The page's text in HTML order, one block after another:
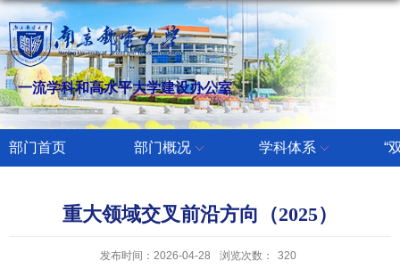
一流学科和高水平大学建设办公室
部门首页 部门概况 学科体系 “
重大领域交叉前沿方向（2025）
发布时间：2026-04-28 浏览次数： 320